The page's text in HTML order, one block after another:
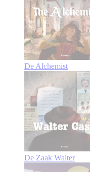
De Alchemist
De Zaak Walter